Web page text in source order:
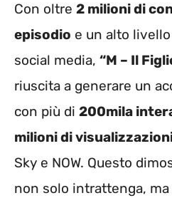
Con oltre 2 milioni di
episodio e un alto
social media, “M – Il
riuscita a generare un
con più di 200mila
milioni di
Sky e NOW. Questo
non solo intrattenga,